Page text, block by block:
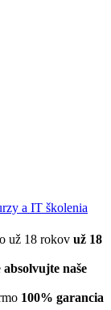
už 18
absolvujte naše
100% garancia